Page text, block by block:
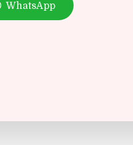
WhatsApp